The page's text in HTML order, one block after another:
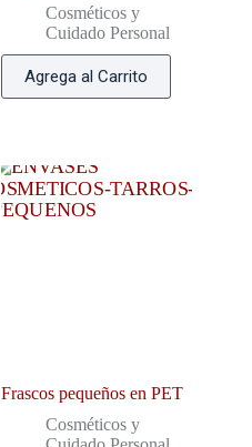
Cosméticos y
Cuidado Personal
Agrega al Carrito
Frascos pequeños en PET
Cosméticos y